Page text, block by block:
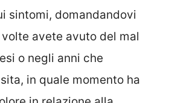
sintomi, domandandovi
avete avuto del mal
o negli anni che
in quale momento ha